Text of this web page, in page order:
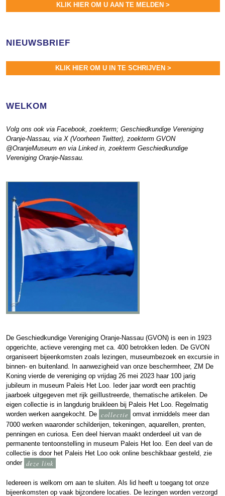
KLIK HIER OM U AAN TE MELDEN >
NIEUWSBRIEF
KLIK HIER OM U IN TE SCHRIJVEN >
WELKOM
Volg ons ook via Facebook, zoekterm; Geschiedkundige Vereniging
Oranje-Nassau, via X (Voorheen Twitter), zoekterm GVON
@OranjeMuseum en via Linked in, zoekterm Geschiedkundige
Vereniging Oranje-Nassau.
De Geschiedkundige Vereniging Oranje-Nassau (GVON) is een in 1923
opgerichte, actieve verenging met ca. 400 betrokken leden. De GVON
organiseert bijeenkomsten zoals lezingen, museumbezoek en excursie in
binnen- en buitenland. In aanwezigheid van onze beschermheer, ZM De
Koning vierde de vereniging op vrijdag 26 mei 2023 haar 100 jarig
jubileum in museum Paleis Het Loo. Ieder jaar wordt een prachtig
jaarboek uitgegeven met rijk geïllustreerde, thematische artikelen. De
eigen collectie is in langdurig bruikleen bij Paleis Het Loo. Regelmatig
worden werken aangekocht. De collectie
omvat inmiddels meer dan
7000 werken waaronder schilderijen, tekeningen, aquarellen, prenten,
penningen en curiosa. Een deel hiervan maakt onderdeel uit van de
permanente tentoonstelling in museum Paleis Het loo. Een deel van de
collectie is door het Paleis Het Loo ook online beschikbaar gesteld, zie
onder deze link
Iedereen is welkom om aan te sluiten. Als lid heeft u toegang tot onze
bijeenkomsten op vaak bijzondere locaties. De lezingen worden verzorgd